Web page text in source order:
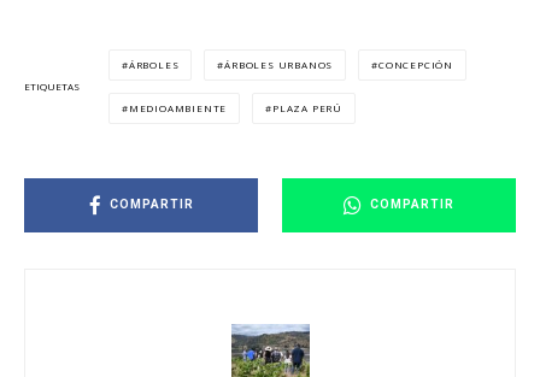
ETIQUETAS
ÁRBOLES ÁRBOLES URBANOS CONCEPCIÓN
MEDIOAMBIENTE PLAZA PERÚ
COMPARTIR COMPARTIR